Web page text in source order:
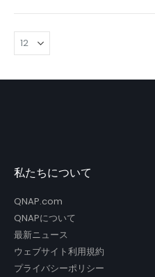
私たちについて
QNAP.com
QNAPについて
最新ニュース
ウェブサイト利用規約
プライバシーポリシー